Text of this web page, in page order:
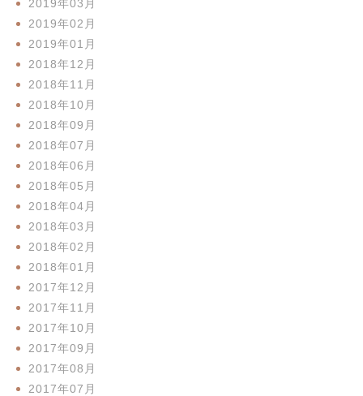
2019年03月
2019年02月
2019年01月
2018年12月
2018年11月
2018年10月
2018年09月
2018年07月
2018年06月
2018年05月
2018年04月
2018年03月
2018年02月
2018年01月
2017年12月
2017年11月
2017年10月
2017年09月
2017年08月
2017年07月